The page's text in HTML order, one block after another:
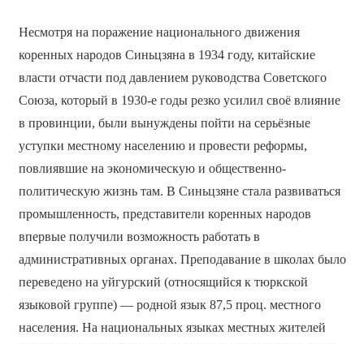
Несмотря на поражение национального движения
коренных народов Синьцзяна в 1934 году, китайские
власти отчасти под давлением руководства Советского
Союза, который в 1930-е годы резко усилил своё влияние
в провинции, были вынуждены пойти на серьёзные
уступки местному населению и провести реформы,
повлиявшие на экономическую и общественно-
политическую жизнь там. В Синьцзяне стала развиваться
промышленность, представители коренных народов
впервые получили возможность работать в
административных органах. Преподавание в школах было
переведено на уйгурский (относящийся к тюркской
языковой группе) — родной язык 87,5 проц. местного
населения. На национальных языках местных жителей